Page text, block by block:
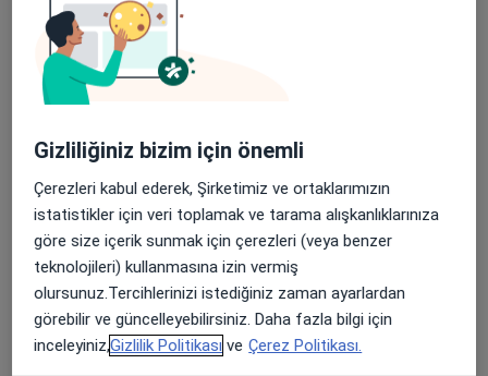
Endovasküler Embolizasyon
Ercp(Endoskopik Retrograd Kolanjio
Pankreotografi)
Fundoplikasyon
Fundoplikasyon - Laparoskopik Cerrahi
Fundoplikasyon(Gerd Cerrahisi)
Gaita Testi
Gaita Testleri Dışkı Testleri
Gastrik Bypass
Gizliliğiniz bizim için önemli
Çerezleri kabul ederek, Şirketimiz ve ortaklarımızın
istatistikler için veri toplamak ve tarama alışkanlıklarınıza
göre size içerik sunmak için çerezleri (veya benzer
teknolojileri) kullanmasına izin vermiş
olursunuz.Tercihlerinizi istediğiniz zaman ayarlardan
görebilir ve güncelleyebilirsiniz. Daha fazla bilgi için
inceleyiniz,Gizlilik Politikası ve Çerez Politikası.